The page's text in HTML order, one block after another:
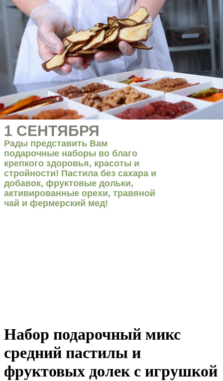
1 СЕНТЯБРЯ
Рады представить Вам
подарочные наборы во благо
крепкого здоровья, красоты и
стройности! Пастила без сахара и
добавок, фруктовые дольки,
активированные орехи, травяной
чай и фермерский мед!
Набор подарочный микс
средний пастилы и
фруктовых долек с игрушкой